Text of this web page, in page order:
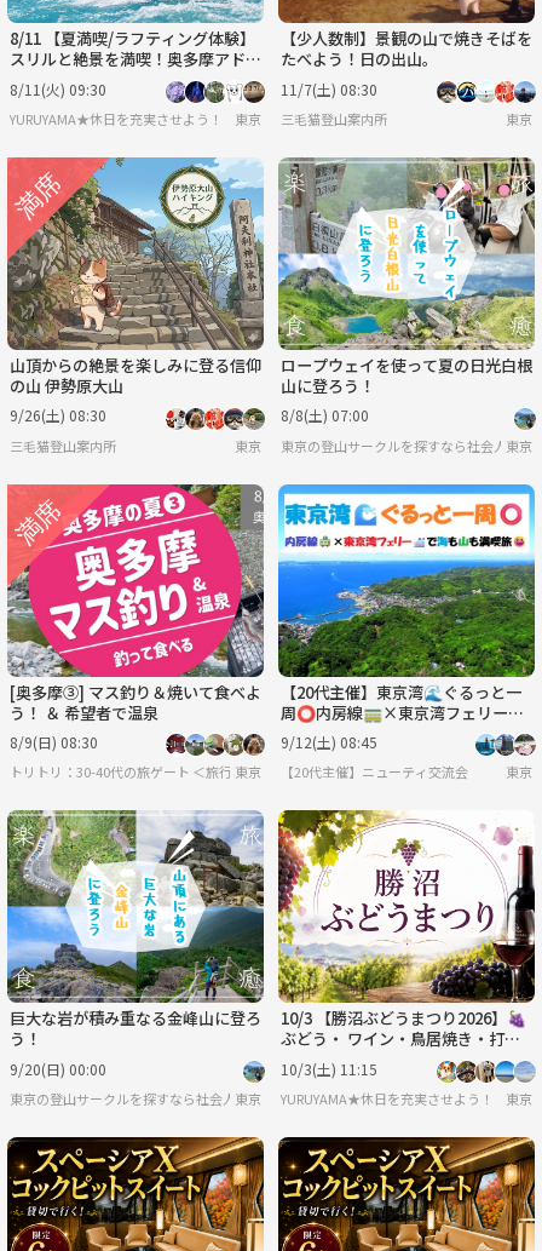
8/11 【夏満喫/ラフティング体験】
スリルと絶景を満喫！奥多摩アドベ
ンチャーラフティング✨🏞️
8/11(火) 09:30
YURUYAMA★休日を充実させよう！（グループ登山サークル）
東京
【少人数制】景観の山で焼きそばを
たべよう！日の出山。
11/7(土) 08:30
三毛猫登山案内所 東京
山頂からの絶景を楽しみに登る信仰
の山 伊勢原大山
9/26(土) 08:30
三毛猫登山案内所 東京
ロープウェイを使って夏の日光白根
山に登ろう！
8/8(土) 07:00
東京の登山サークルを探すなら社会人サ東京
[奥多摩③] マス釣り＆焼いて食べよ
う！ ＆ 希望者で温泉
8/9(日) 08:30
トリトリ：30-40代の旅ゲート ＜旅行・世界のグルメ・謎解き・新たな体験＞
東京
【20代主催】東京湾🌊ぐるっと一
周⭕️内房線🚃×東京湾フェリー🛳️
で海も山も満喫旅😆
9/12(土) 08:45
【20代主催】ニューティ交流会 東京
巨大な岩が積み重なる金峰山に登ろ
う！
9/20(日) 00:00
東京の登山サークルを探すなら社会人サークル ヤマトモ！毎週楽しいイベントを開催し
東京
10/3 【勝沼ぶどうまつり2026】🍇
ぶどう・ ワイン・鳥居焼き・打ち
上げ花火！収穫の喜びをみんなで味
わおう！
10/3(土) 11:15
YURUYAMA★休日を充実させよう！（グル
東京